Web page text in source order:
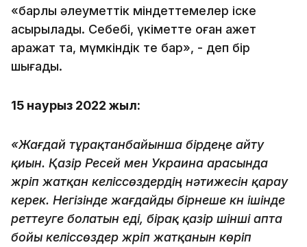
«барлық әлеуметтік міндеттемелер іске
асырылады. Себебі, үкіметте оған қажет
қаражат та, мүмкіндік те бар», - деп бір
шығады.
15 наурыз 2022 жыл:
«Жағдай тұрақтанбайынша бірдеңе айту
қиын. Қазір Ресей мен Украина арасында
жүріп жатқан келіссөздердің нәтижесін қарау
керек. Негізінде жағдайды бірнеше күн ішінде
реттеуге болатын еді, бірақ қазір үшінші апта
бойы келіссөздер жүріп жатқанын көріп